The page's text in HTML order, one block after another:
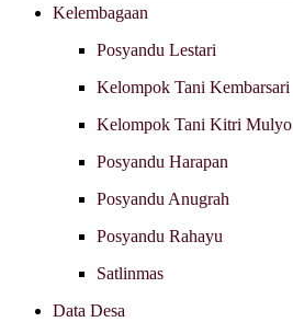
Kelembagaan
Posyandu Lestari
Kelompok Tani Kembarsari
Kelompok Tani Kitri Mulyo
Posyandu Harapan
Posyandu Anugrah
Posyandu Rahayu
Satlinmas
Data Desa